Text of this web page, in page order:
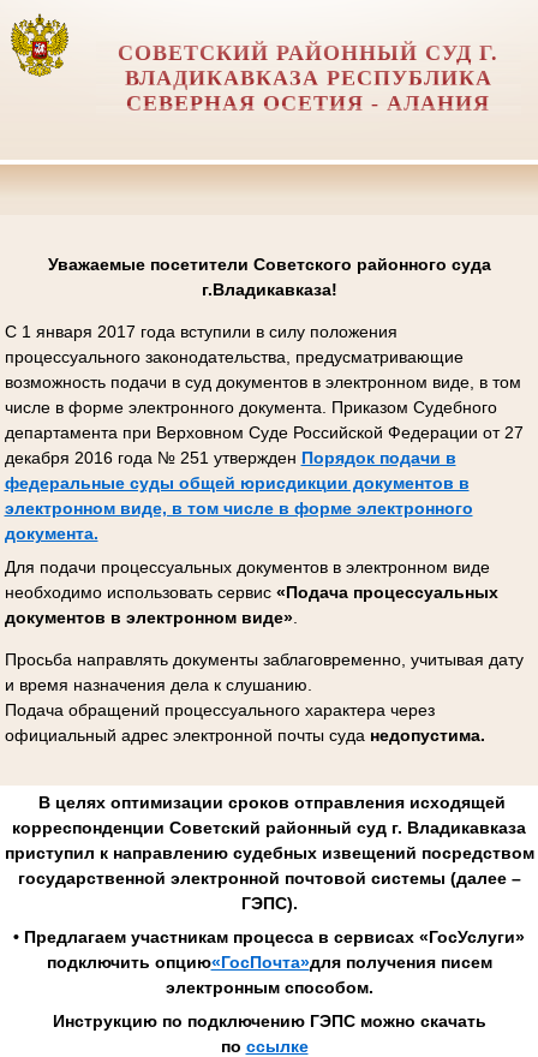
СОВЕТСКИЙ РАЙОННЫЙ СУД Г.
ВЛАДИКАВКАЗА РЕСПУБЛИКА
СЕВЕРНАЯ ОСЕТИЯ - АЛАНИЯ
Уважаемые посетители Советского районного суда
г.Владикавказа!
С 1 января 2017 года вступили в силу положения
процессуального законодательства, предусматривающие
возможность подачи в суд документов в электронном виде, в том
числе в форме электронного документа. Приказом Судебного
департамента при Верховном Суде Российской Федерации от 27
декабря 2016 года № 251 утвержден Порядок подачи в
федеральные суды общей юрисдикции документов в
электронном виде, в том числе в форме электронного
документа.
Для подачи процессуальных документов в электронном виде
необходимо использовать сервис «Подача процессуальных
документов в электронном виде».
Просьба направлять документы заблаговременно, учитывая дату
и время назначения дела к слушанию.
Подача обращений процессуального характера через
официальный адрес электронной почты суда недопустима.
В целях оптимизации сроков отправления исходящей
корреспонденции Советский районный суд г. Владикавказа
приступил к направлению судебных извещений посредством
государственной электронной почтовой системы (далее –
ГЭПС).
• Предлагаем участникам процесса в сервисах «ГосУслуги»
подключить опцию«ГосПочта»для получения писем
электронным способом.
Инструкцию по подключению ГЭПС можно скачать
по ссылке